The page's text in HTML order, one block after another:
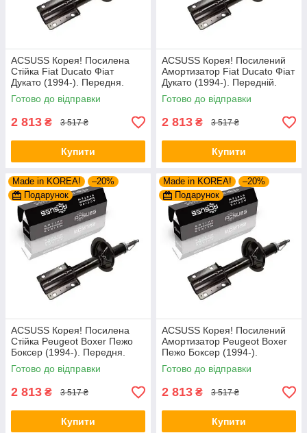
ACSUSS Корея! Посилена
Стійка Fiat Ducato Фіат
Дукато (1994-). Передня.
Шток 25mm. 280975 , 635853
Готово до відправки
2 813 ₴ 3 517 ₴
Купити
ACSUSS Корея! Посилений
Амортизатор Fiat Ducato Фіат
Дукато (1994-). Передній.
Шток 25mm. 280975 , 635853
Готово до відправки
2 813 ₴ 3 517 ₴
Купити
Made in KOREA!
–20%
Подарунок
ACSUSS Корея! Посилена
Стійка Peugeot Boxer Пежо
Боксер (1994-). Передня.
Шток 25mm. 280975 , 635853
Готово до відправки
2 813 ₴ 3 517 ₴
Купити
Made in KOREA!
–20%
Подарунок
ACSUSS Корея! Посилений
Амортизатор Peugeot Boxer
Пежо Боксер (1994-).
Передній. Шток 25mm.
280975 , 635853
Готово до відправки
2 813 ₴ 3 517 ₴
Купити